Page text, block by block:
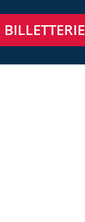
BILLETTERIE